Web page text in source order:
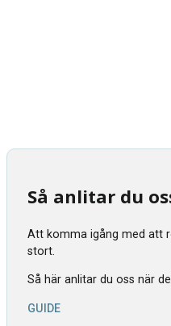
Så anlitar du
Att komma igång med att
stort.
Så här anlitar du oss när
GUIDE